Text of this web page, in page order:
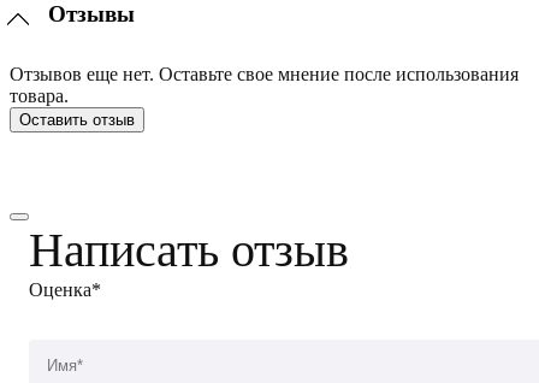
Отзывы
Отзывов еще нет. Оставьте свое мнение после использования
товара.
Оставить отзыв
Написать отзыв
Оценка*